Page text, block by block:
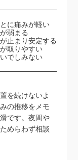
とに痛みが軽い
弱まる
が止まり安定する
が取りやすい
いでしみない
を続けないよ
の推移をメモ
です。夜間や
めらわず相談